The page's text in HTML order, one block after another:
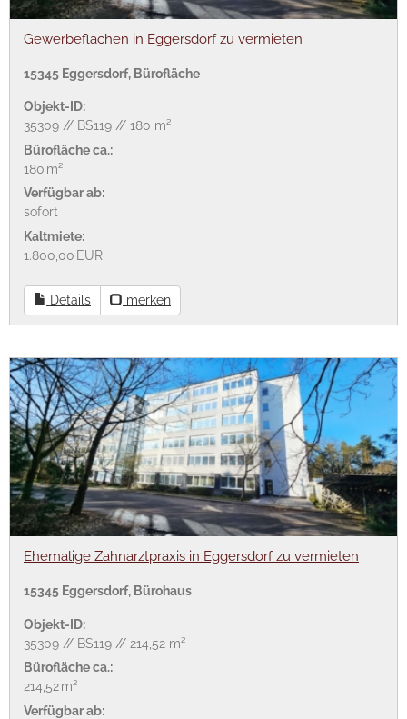
Gewerbeflächen in Eggersdorf zu vermieten
15345 Eggersdorf, Bürofläche
Objekt-ID:
35309 // BS119 // 180 m²
Bürofläche ca.:
180 m²
Verfügbar ab:
sofort
Kaltmiete:
1.800,00 EUR
Details merken
Ehemalige Zahnarztpraxis in Eggersdorf zu vermieten
15345 Eggersdorf, Bürohaus
Objekt-ID:
35309 // BS119 // 214,52 m²
Bürofläche ca.:
214,52 m²
Verfügbar ab: